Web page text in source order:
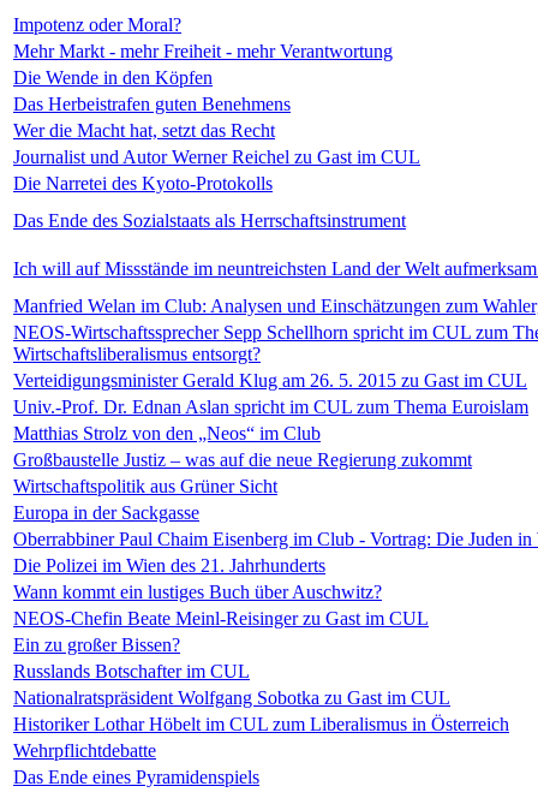
Impotenz oder Moral?
Mehr Markt - mehr Freiheit - mehr Verantwortung
Die Wende in den Köpfen
Das Herbeistrafen guten Benehmens
Wer die Macht hat, setzt das Recht
Journalist und Autor Werner Reichel zu Gast im CUL
Die Narretei des Kyoto-Protokolls
Das Ende des Sozialstaats als Herrschaftsinstrument
Ich will auf Missstände im neuntreichsten Land der Welt
Manfried Welan im Club: Analysen und Einschätzungen zum
NEOS-Wirtschaftssprecher Sepp Schellhorn spricht im CUL zum
Wirtschaftsliberalismus entsorgt?
Verteidigungsminister Gerald Klug am 26. 5. 2015 zu Gast im CUL
Univ.-Prof. Dr. Ednan Aslan spricht im CUL zum Thema Euroislam
Matthias Strolz von den „Neos“ im Club
Großbaustelle Justiz – was auf die neue Regierung zukommt
Wirtschaftspolitik aus Grüner Sicht
Europa in der Sackgasse
Oberrabbiner Paul Chaim Eisenberg im Club - Vortrag: Die Juden in
Die Polizei im Wien des 21. Jahrhunderts
Wann kommt ein lustiges Buch über Auschwitz?
NEOS-Chefin Beate Meinl-Reisinger zu Gast im CUL
Ein zu großer Bissen?
Russlands Botschafter im CUL
Nationalratspräsident Wolfgang Sobotka zu Gast im CUL
Historiker Lothar Höbelt im CUL zum Liberalismus in Österreich
Wehrpflichtdebatte
Das Ende eines Pyramidenspiels